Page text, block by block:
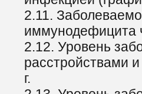
2.11.
иммунодефицита
2.12. Уровень
расстройствами
г.